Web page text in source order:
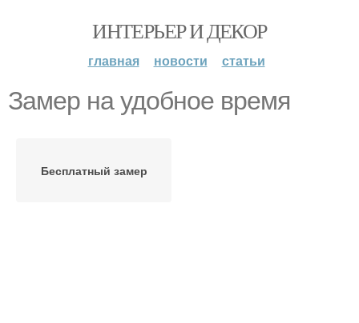
ИНТЕРЬЕР И ДЕКОР
главная новости статьи
Замер на удобное время
Бесплатный замер